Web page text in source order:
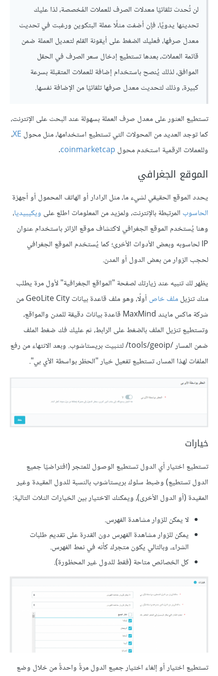
لن تُحدث تلقائيًا معدلات الصرف للعملات المُخصصة، لذا عليك
تحديثها يدويًا، فإن أضفت مثلًا عملة البتكوين ورغبت في تحديث
معدل صرفها، فعليك الضغط على أيقونة القلم لتعديل العملة ضمن
قائمة العملات، بعدها تستطيع إدخال سعر الصرف في الحقل
الموافق، لذلك يُنصح باستخدام إضافة للعملات المتقبلة بسرعة
كبيرة، وذلك لتحديث معدل صرفها تلقائيًا من الإضافة نفسها.
تستطيع العثور على معدل صرف العملة بسهولة عند البحث على الإنترنت،
كما توجد العديد من المحولات التي تستطيع استخدامها، مثل محول XE،
وللعملات الرقمية استخدم محول coinmarketcap
.
الموقع الجغرافي
يحدد الموقع الحقيقي لشيء ما، مثل الرادار أو الهاتف المحمول أو أجهزة
الحاسوب المرتبطة بالإنترنت، ولمزيد من المعلومات اطلع على ويكيبيديا،
وهنا يُستخدم الموقع الجغرافي لاكتشاف موقع الزائر باستخدام عنوان
IP لحاسوبه وبعض الأدوات الأخرى؛ كما يُستخدم الموقع الجغرافي
لحجب الزوار من بعض الدول أو المدن.
يظهر لك تنبيه عند زيارتك لصفحة "المواقع الجغرافية" لأول مرة يطلب
منك تنزيلملف خاص
أولًا، وهو ملف قاعدة بيانات GeoLite City من
شركة ماكس مايند MaxMind قاعدة بيانات دقيقة للمدن والمواقع،
وتستطيع تنزيل الملف بالضغط على الرابط، ثم عليك فك ضغط الملف
ضمن المسار /tools/geoip/ لتثبيت بريستاشوب. وبعد الانتهاء من رفع
الملفات لهذا المسار، تستطيع تفعيل خيار "الحظر بواسطة الآي بي".
خيارات
تستطيع اختيار أي الدول تستطيع الوصول للمتجر (افتراضيًا جميع
الدول تستطيع) وضبط سلوك بريستاشوب بالنسبة للدول المقيدة وغير
المقيدة (أو الدول الأخرى)، ويمكنك الاختيار بين الخيارات الثلاث التالية:
لا يمكن للزوار مشاهدة الفهرس.
يمكن للزوار مشاهدة الفهرس دون القدرة على تقديم طلبات
الشراء، وبالتالي يكون متجرك كأنه في نمط الفهرس.
كل الخصائص متاحة (فقط للدول غير المحظورة).
تستطيع اختيار أو إلغاء اختيار جميع الدول مرةً واحدةً من خلال وضع